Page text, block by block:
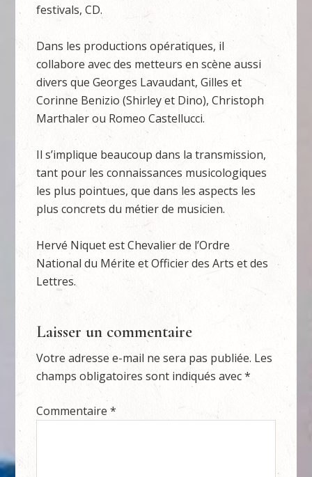
festivals, CD.
Dans les productions opératiques, il
collabore avec des metteurs en scène aussi
divers que Georges Lavaudant, Gilles et
Corinne Benizio (Shirley et Dino), Christoph
Marthaler ou Romeo Castellucci.
Il s’implique beaucoup dans la transmission,
tant pour les connaissances musicologiques
les plus pointues, que dans les aspects les
plus concrets du métier de musicien.
Hervé Niquet est Chevalier de l’Ordre
National du Mérite et Officier des Arts et des
Lettres.
Laisser un commentaire
Votre adresse e-mail ne sera pas publiée. Les
champs obligatoires sont indiqués avec*
Commentaire*